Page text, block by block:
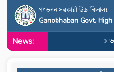
গণভবন সরকারী উচ্চ বিদ্যালয়
Ganobhaban Govt.
News: